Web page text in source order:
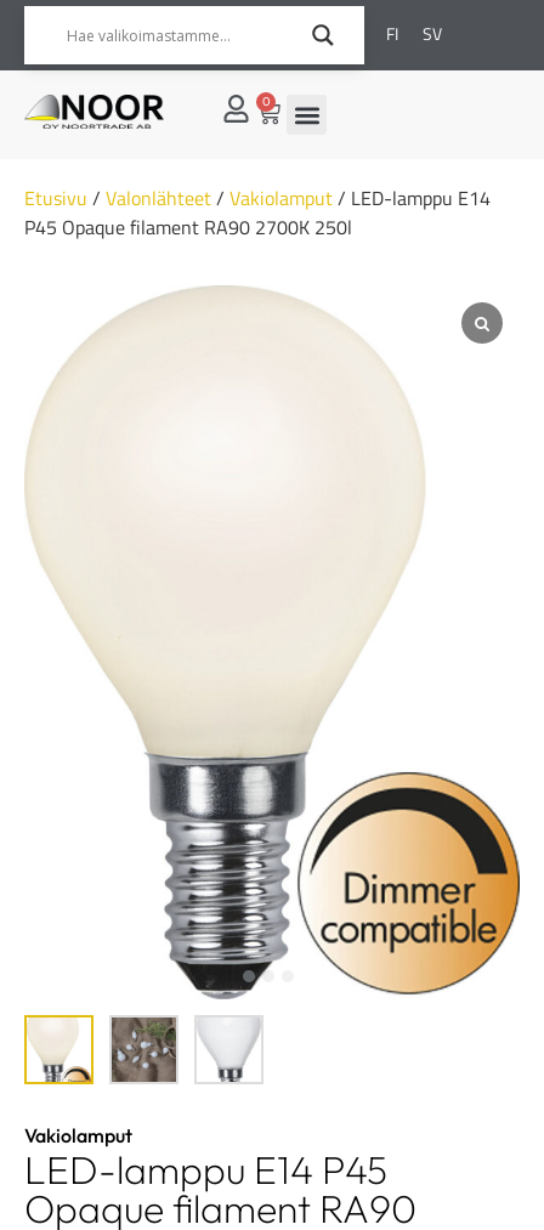
FI SV
0
Etusivu / Valonlähteet/ Vakiolamput/ LED-lamppu E14
P45 Opaque filament RA90 2700K 250l
Vakiolamput
LED-lamppu E14 P45
Opaque filament RA90